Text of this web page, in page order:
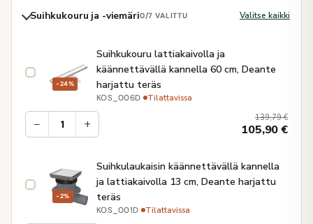
Suihkukouru ja -viemäri0/7 VALITTU Valitse kaikki
−24%
Suihkukouru lattiakaivolla ja
käännettävällä kannella 60 cm, Deante
harjattu teräs
KOS_006D· Tilattavissa
− + 139,79€
105,90€
−2%
Suihkulaukaisin käännettävällä kannella
ja lattiakaivolla 13 cm, Deante harjattu
teräs
KOS_001D· Tilattavissa